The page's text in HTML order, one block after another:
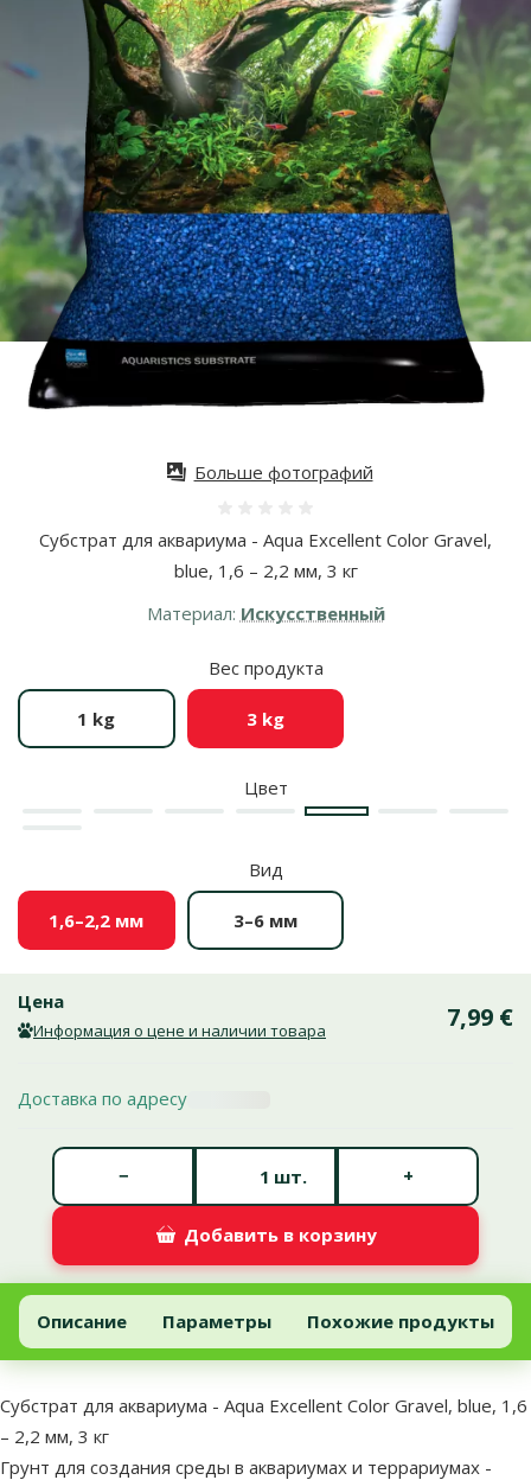
Субстрат для аквариума - Aqua Excellent Color Gravel,
blue, 1,6 – 2,2 мм, 3 кг
Материал: Искусственный
Вес продукта
1 kg 3 kg
Цвет
Вид
1,6–2,2 мм 3–6 мм
Цена
Информация о цене и наличии товара 7,99 €
Доставка по адресу
шт.
− +
Добавить в корзину
Больше фотографий
Субстрат для аквариума - Aqua Excellent Color Gravel, blue, 1,6 –
Добавить в корзину
Описание Параметры Похожие продукты
В начало страницы
superzoo.product.detail.content
Субстрат для аквариума - Aqua Excellent Color Gravel, blue, 1,6
– 2,2 мм, 3 кг
Грунт для создания среды в аквариумах и террариумах -